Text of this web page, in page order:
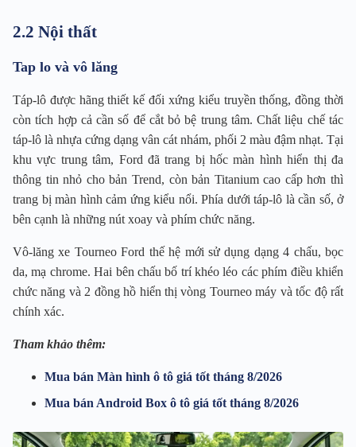
2.2 Nội thất
Tap lo và vô lăng
Táp-lô được hãng thiết kế đối xứng kiểu truyền thống, đồng thời
còn tích hợp cả cần số để cắt bỏ bệ trung tâm. Chất liệu chế tác
táp-lô là nhựa cứng dạng vân cát nhám, phối 2 màu đậm nhạt. Tại
khu vực trung tâm, Ford đã trang bị hốc màn hình hiển thị đa
thông tin nhỏ cho bản Trend, còn bản Titanium cao cấp hơn thì
trang bị màn hình cảm ứng kiểu nổi. Phía dưới táp-lô là cần số, ở
bên cạnh là những nút xoay và phím chức năng.
Vô-lăng xe Tourneo Ford thế hệ mới sử dụng dạng 4 chấu, bọc
da, mạ chrome. Hai bên chấu bố trí khéo léo các phím điều khiển
chức năng và 2 đồng hồ hiển thị vòng Tourneo máy và tốc độ rất
chính xác.
Tham khảo thêm:
Mua bán Màn hình ô tô giá tốt tháng 8/2026
Mua bán Android Box ô tô giá tốt tháng 8/2026